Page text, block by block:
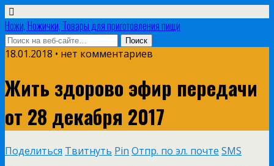
Ножи, Ножички, Товары для приготовления пищи
18.01.2018 • нет комментариев
Жить здорово эфир передачи
от 28 декабря 2017
Поделиться Твитнуть Pin Отпр. по эл. почте SMS